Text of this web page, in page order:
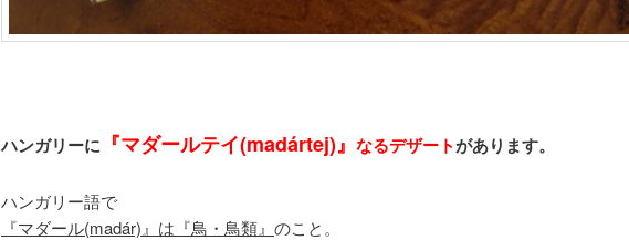
ハンガリーに 『マダールテイ(madártej)』 なるデザートがあります。
ハンガリー語で
『マダール(madár)』は『鳥・鳥類』 のこと。